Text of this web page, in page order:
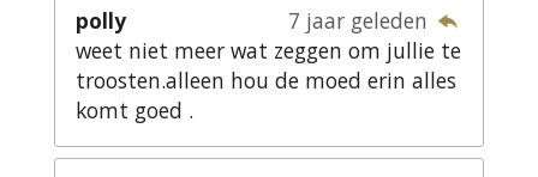
polly
7 jaar geleden
weet niet meer wat zeggen om jullie te
troosten.alleen hou de moed erin alles
komt goed .